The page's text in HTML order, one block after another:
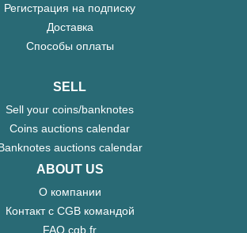
Регистрация на подписку
Доставка
Способы оплаты
SELL
Sell your coins/banknotes
Coins auctions calendar
auctions calendar
ABOUT US
О компании
Контакт с CGB командой
FAQ cgb.fr